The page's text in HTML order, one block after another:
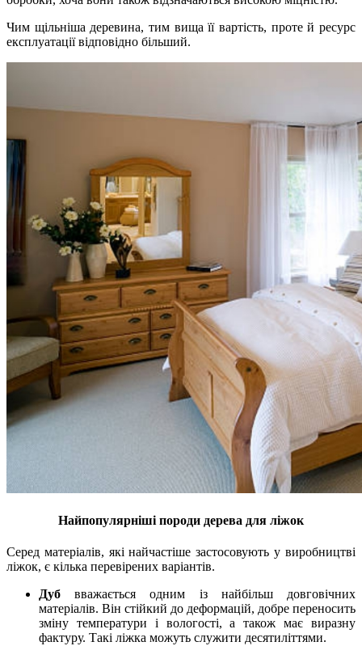
Чим щільніша деревина, тим вища її вартість, проте й ресурс
експлуатації відповідно більший.
Найпопулярніші породи дерева для ліжок
Серед матеріалів, які найчастіше застосовують у виробництві
ліжок, є кілька перевірених варіантів.
Дубвважається одним із найбільш довговічних
матеріалів. Він стійкий до деформацій, добре переносить
зміну температури і вологості, а також має виразну
фактуру. Такі ліжка можуть служити десятиліттями.